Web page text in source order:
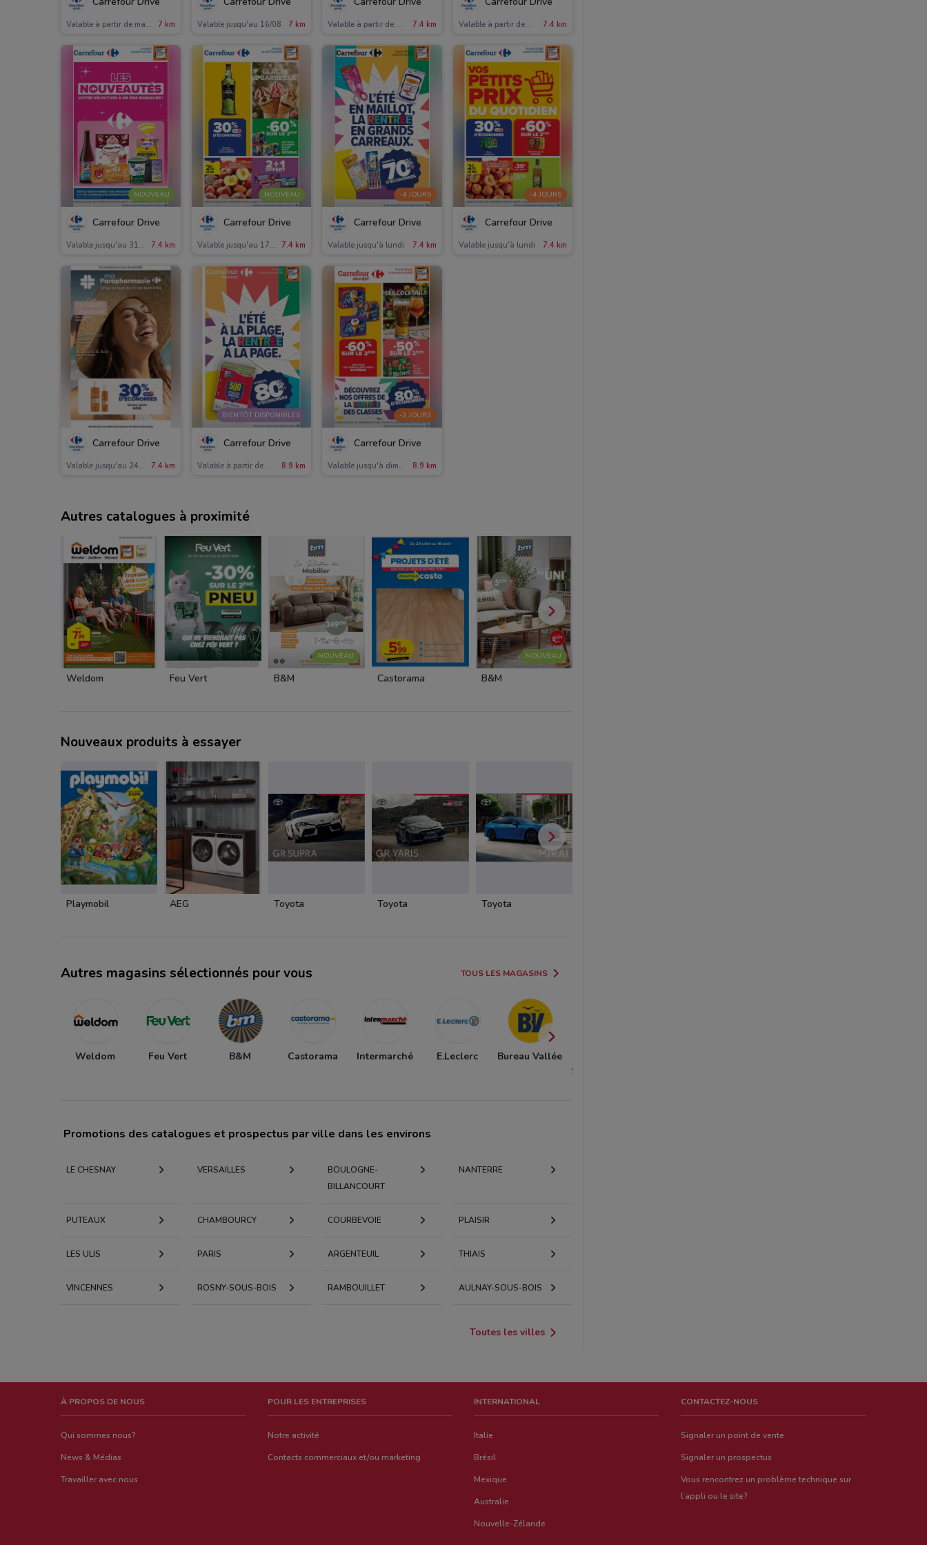
Valable à partir de mardi 7 km Valable jusqu'au 16/08 7 km Valable à partir de mardi 7.4 km Valable à partir de mardi 7.4 km
NOUVEAU
Carrefour Drive
Valable jusqu'au 31/08 7.4 km
NOUVEAU
Carrefour Drive
Valable jusqu'au 17/08 7.4 km
-4 JOURS
Carrefour Drive
Valable jusqu'à lundi 7.4 km
-4 JOURS
Carrefour Drive
Valable jusqu'à lundi 7.4 km
Carrefour Drive
Valable jusqu'au 24/08 7.4 km
BIENTÔT DISPONIBLES
Carrefour Drive
Valable à partir de mardi 8.9 km
-3 JOURS
Carrefour Drive
Valable jusqu'à dimanche 8.9 km
Autres catalogues à proximité
Weldom Feu Vert
NOUVEAU
B&M Castorama
NOUVEAU
B&M
Nouveaux produits à essayer
Playmobil AEG Toyota Toyota Toyota
Autres magasins sélectionnés pour vous TOUS LES MAGASINS
Weldom Feu Vert B&M Castorama Intermarché E.Leclerc Bureau Vallée
Supermarché
Promotions des catalogues et prospectus par ville dans les environs
LE CHESNAY VERSAILLES
BOULOGNE-
BILLANCOURT
NANTERRE
PUTEAUX CHAMBOURCY COURBEVOIE PLAISIR
LES ULIS PARIS ARGENTEUIL THIAIS
VINCENNES ROSNY-SOUS-BOIS RAMBOUILLET AULNAY-SOUS-BOIS
Toutes les villes
À PROPOS DE NOUS
Qui sommes nous?
News & Médias
Travailler avec nous
POUR LES ENTREPRISES
Notre activité
Contacts commerciaux et/ou marketing
INTERNATIONAL
Italie
Brésil
Mexique
Australie
Nouvelle-Zélande
CONTACTEZ-NOUS
Signaler un point de vente
Signaler un prospectus
Vous rencontrez un problème technique sur
l’appli ou le site?